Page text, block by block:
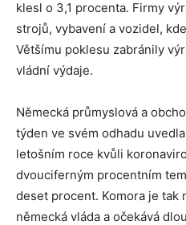
klesl o 3,1 procenta. Firmy
strojů, vybavení a vozidel,
Většímu poklesu zabránily
vládní výdaje.
Německá průmyslová a
týden ve svém odhadu
letošním roce kvůli
dvouciferným procentním
deset procent. Komora je
německá vláda a očekává